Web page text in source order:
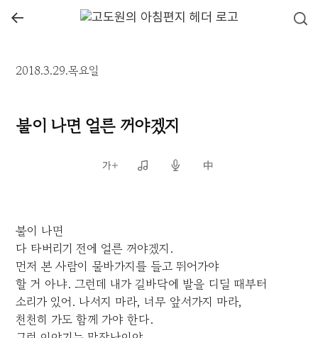
←
2018.3.29.목요일
불이 나면 얼른 꺼야겠지
불이 나면
다 타버리기 전에 얼른 꺼야겠지.
먼저 본 사람이 물바가지를 들고 뛰어가야
할 거 아냐. 그런데 내가 길바닥에 발을 디딜 때부터
소리가 있어. 나서지 마라, 너무 앞서가지 마라,
천천히 가도 함께 가야 한다.